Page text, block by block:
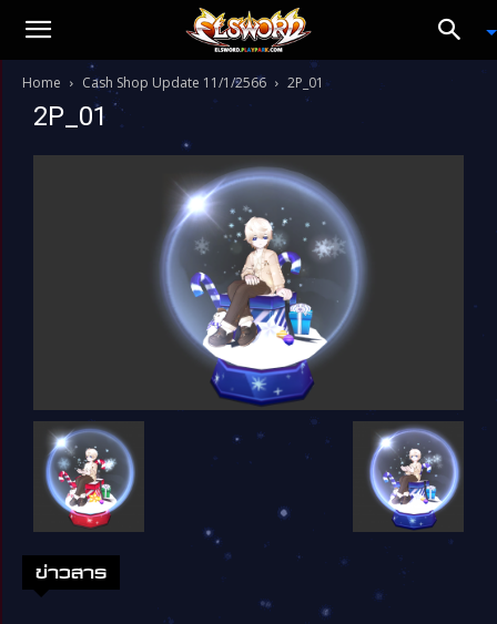
Home Cash Shop Update 11/1/2566 2P_01
2P_01
ข่าวสาร